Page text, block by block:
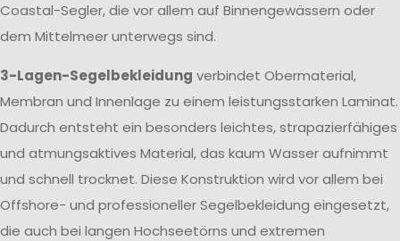
Coastal-Segler, die vor allem auf Binnengewässern oder
dem Mittelmeer unterwegs sind.
3-Lagen-Segelbekleidung verbindet Obermaterial,
Membran und Innenlage zu einem leistungsstarken Laminat.
Dadurch entsteht ein besonders leichtes, strapazierfähiges
und atmungsaktives Material, das kaum Wasser aufnimmt
und schnell trocknet. Diese Konstruktion wird vor allem bei
Offshore- und professioneller Segelbekleidung eingesetzt,
die auch bei langen Hochseetörns und extremen